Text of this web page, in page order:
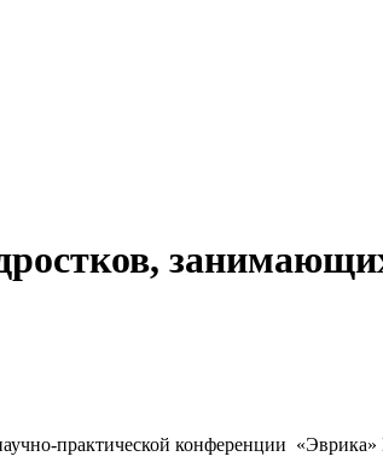
практической конференции